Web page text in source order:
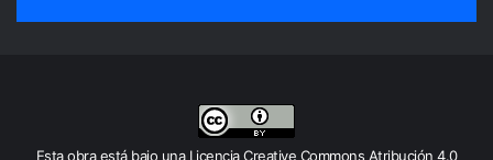
Esta obra está bajo una Licencia Creative Commons Atribución 4.0